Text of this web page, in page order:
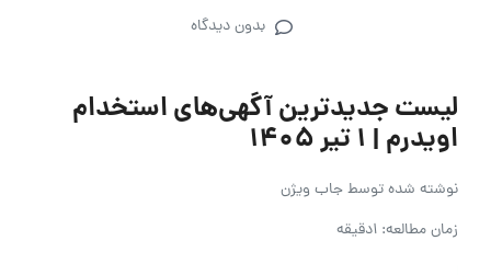
بدون دیدگاه
لیست جدیدترین آگهی‌های استخدام
اویدرم | ۱ تیر ۱۴۰۵
نوشته شده توسطجاب ویژن
زمان مطالعه: 1دقیقه